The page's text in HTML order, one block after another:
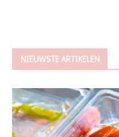
NIEUWSTE ARTIKELEN